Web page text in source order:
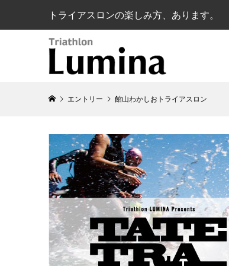
トライアスロンの楽しみ方、あります。
エントリー 館山わかしおトライアスロン